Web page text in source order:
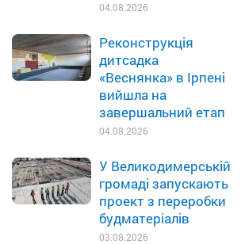
04.08.2026
Реконструкція
дитсадка
«Веснянка» в Ірпені
вийшла на
завершальний етап
04.08.2026
У Великодимерській
громаді запускають
проект з переробки
будматеріалів
03.08.2026